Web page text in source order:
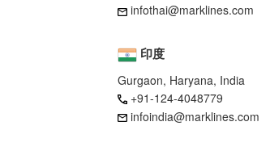
infothai@marklines.com
印度
Gurgaon, Haryana, India
+91-124-4048779
infoindia@marklines.com